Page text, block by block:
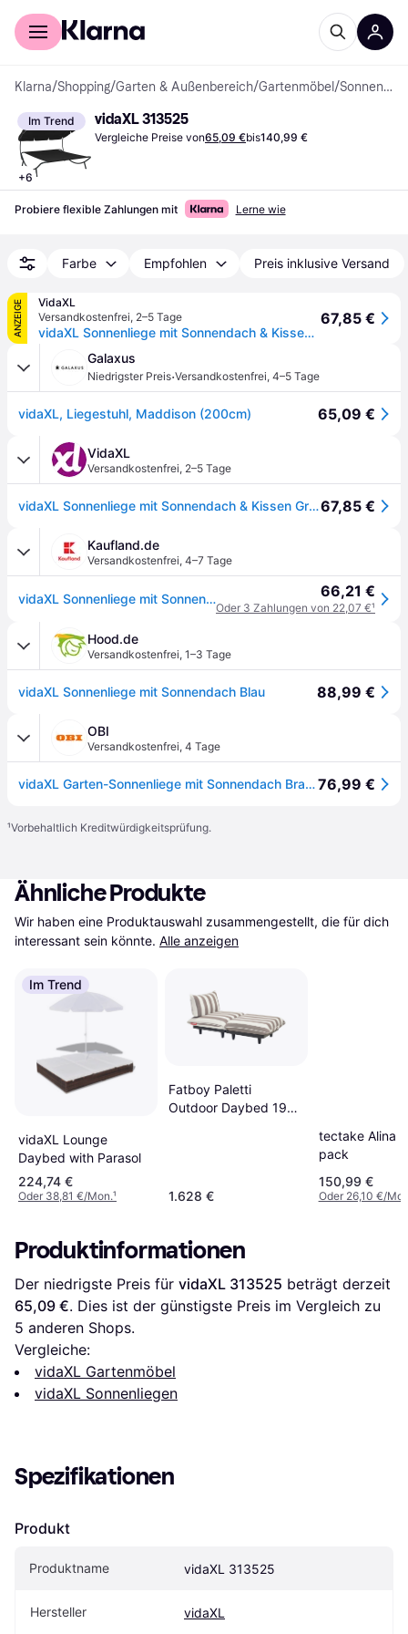
Für Shopper
Klarna/Shopping/Garten & Außenbereich/Gartenmöbel / Sonnenliegen
Im Trend
+6
vidaXL 313525
Vergleiche Preise von65,09 €bis140,99 €
Probiere flexible Zahlungen mit Lerne wie
Farbe Empfohlen Preis inklusive Versand
ANZEIGE
VidaXL
Versandkostenfrei, 2–5 Tage
vidaXL Sonnenliege mit Sonnendach & Kissen Blau
67,85 €
Galaxus
Niedrigster Preis·Versandkostenfrei, 4–5 Tage
vidaXL, Liegestuhl, Maddison (200cm) 65,09 €
VidaXL
Versandkostenfrei, 2–5 Tage
vidaXL Sonnenliege mit Sonnendach & Kissen Grün67,85 €
Kaufland.de
Versandkostenfrei, 4–7 Tage
vidaXL Sonnenliege mit Sonnendach & Kissen Rosa 66,21 €
Oder 3 Zahlungen von 22,07 €¹
Hood.de
Versandkostenfrei, 1–3 Tage
vidaXL Sonnenliege mit Sonnendach Blau 88,99 €
OBI
Versandkostenfrei, 4 Tage
vidaXL Garten-Sonnenliege mit Sonnendach Braun 4807276,99 €
¹Vorbehaltlich Kreditwürdigkeitsprüfung.
Ähnliche Produkte
Wir haben eine Produktauswahl zusammengestellt, die für dich
interessant sein könnte. Alle anzeigen
Im Trend
vidaXL Lounge
Daybed with Parasol
224,74 €
Oder 38,81 €/Mon.¹
Fatboy Paletti
Outdoor Daybed 190
1.628 €
tectake Alina
pack
150,99 €
Oder 26,10 €/
Produktinformationen
Der niedrigste Preis für vidaXL 313525
65,09 €
5 anderen Shops.
Vergleiche:
vidaXL Gartenmöbel
vidaXL Sonnenliegen
Spezifikationen
Produkt
Produktname vidaXL 313525
Hersteller vidaXL